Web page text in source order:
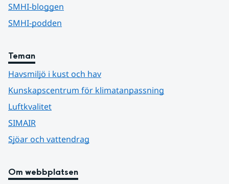
SMHI-bloggen
SMHI-podden
Teman
Havsmiljö i kust och hav
Kunskapscentrum för klimatanpassning
Luftkvalitet
SIMAIR
Sjöar och vattendrag
Om webbplatsen